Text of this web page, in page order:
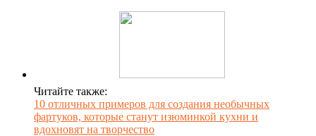
Читайте также:
10 отличных примеров для создания необычных
фартуков, которые станут изюминкой кухни и
вдохновят на творчество